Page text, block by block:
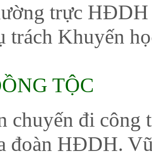
trực
trách Khuyến
TỘC
đi công
đoàn HĐDH.